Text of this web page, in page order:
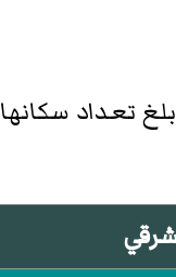
سكانها 3552 نسمة حسب